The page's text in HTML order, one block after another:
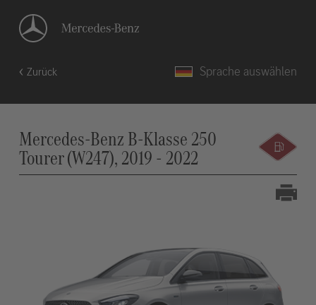
Zurück Sprache auswählen
Mercedes-Benz B-Klasse 250
Tourer (W247), 2019 - 2022